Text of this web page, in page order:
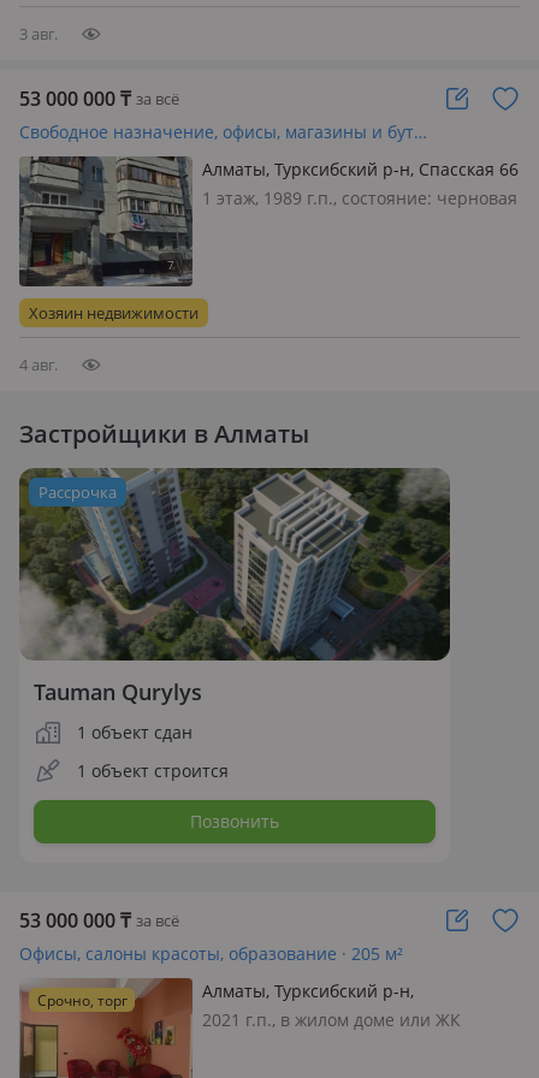
3 авг.
53 000 000₸ за всё
Свободное назначение, офисы, магазины и бутики, склады, общепит, салоны красоты · 97 м²
Алматы, Турксибский р-н, Спасская 66
1 этаж, 1989 г.п., состояние: черновая
общая, потолки 3м., Продам отличное
нежилое помещен…
Хозяин недвижимости
4 авг.
Застройщики в Алматы
Рассрочка
Tauman Qurylys
1 объект сдан
1 объект строится
Позвонить
53 000 000₸ за всё
Офисы, салоны красоты, образование · 205 м²
Срочно, торг
Алматы, Турксибский р-н,
Сейфуллина 51/5 — Майбороды
2021 г.п., в жилом доме или ЖК